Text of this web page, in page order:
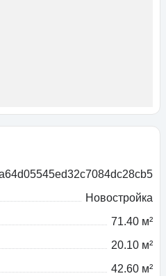
Новостройка
71.40 м²
20.10 м²
42.60 м²